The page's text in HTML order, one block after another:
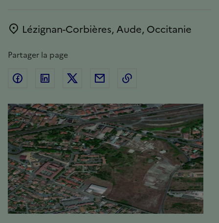
Lézignan-Corbières, Aude, Occitanie
Partager la page
Partager sur Facebook
Partager sur Linkedin
Partager sur Twitter
Partager par Email